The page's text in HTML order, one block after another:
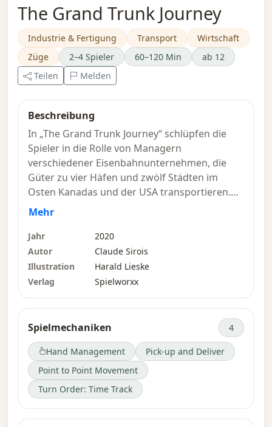
The Grand Trunk Journey
Industrie & Fertigung Transport
Wirtschaft
Züge
2–4 Spieler 60–120 Min
ab 12
Teilen
Melden
Beschreibung
In „The Grand Trunk Journey“ schlüpfen die
Spieler in die Rolle von Managern
verschiedener Eisenbahnunternehmen, die
Güter zu vier Häfen und zwölf Städten im
Osten Kanadas und der USA transportieren.
Dazu verwenden sie Karten, die
ihre Züge zwischen diesen Orten zu bewegen
und die Güter entsprechend Angebot und
Nachfrage abzuholen und auszuliefern. Diese
Bewegungen ihrer Züge werden auf der
Effizienz ist wichtig, ebenso wie die Fähigkeit,
bestimmte Güter just in time an bestimmte
Ziele zu liefern. Wer wird seine Eisenbahn am
erfolgreichsten verwalten? The Grand Trunk
Journey trägt das Label „The Griffintown:
Series #1“. – Beschreibung des Verlags
Mehr
Jahr
2020
Autor
Claude Sirois
Illustration
Harald Lieske
Verlag
Spielworxx
Spielmechaniken 4
Hand Management
Pick-up and Deliver
Point to Point Movement
Turn Order: Time Track